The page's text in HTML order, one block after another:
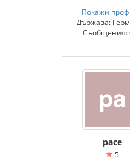
Покажи
Държава:
Съобщения:
pace
5